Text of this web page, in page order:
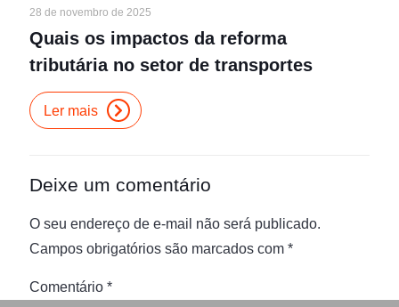
28 de novembro de 2025
Quais os impactos da reforma
tributária no setor de transportes
Ler mais
Deixe um comentário
O seu endereço de e-mail não será publicado.
Campos obrigatórios são marcados com *
Comentário *